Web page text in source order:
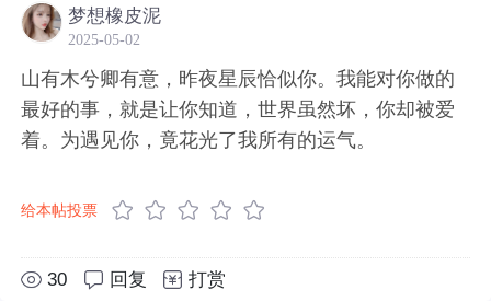
梦想橡皮泥
2025-05-02
山有木兮卿有意，昨夜星辰恰似你。我能对你做的
最好的事，就是让你知道，世界虽然坏，你却被爱
着。为遇见你，竟花光了我所有的运气。
给本帖投票
30 回复 打赏